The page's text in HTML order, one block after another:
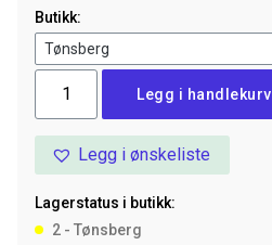
Butikk:
Stocking
Reindeer
antall
Legg i handlekurv
Legg i ønskeliste
Lagerstatus i butikk:
2 - Tønsberg